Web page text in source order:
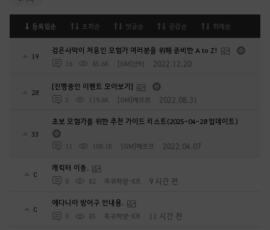
등록일순 조회순 댓글순 공감순 화제순
19
검은사막이 처음인 모험가 여러분을 위해 준비한 A to Z!
16 85.6K [GM]샨티 2022.12.20
28
[진행중인 이벤트 모아보기]
3 119.6K [GM]메르브 2022.08.31
33
초보 모험가를 위한 추천 가이드 리스트(2025-04-28 업데이트)
11 108.1K [GM]메르브 2022.04.07
0
캐릭터 이동.
0 82 흑귀하양-KR 9 시간 전
0
에다니아 방어구 안내용.
0 85 흑귀하양-KR 11 시간 전